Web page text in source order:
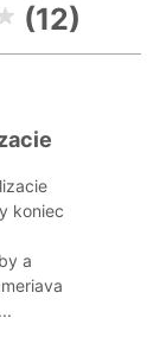
(12)
koniec
a